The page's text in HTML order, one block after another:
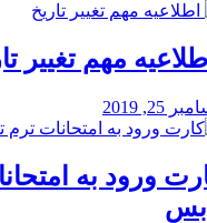
مهم تغییر
25, 2019
ورود به